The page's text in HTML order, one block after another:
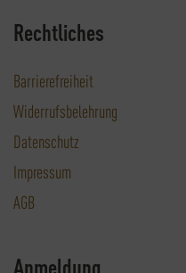
Rechtliches
Barrierefreiheit
Widerrufsbelehrung
Datenschutz
Impressum
AGB
Anmeldung